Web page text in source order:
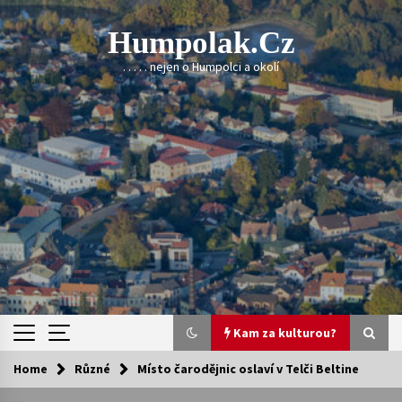
Skip
to
content
Humpolak.cz
. . . . . nejen o Humpolci a okolí
Kam za kulturou?
Kam za kulturou?
Home Různé Místo čarodějnic oslaví v Telči Beltine